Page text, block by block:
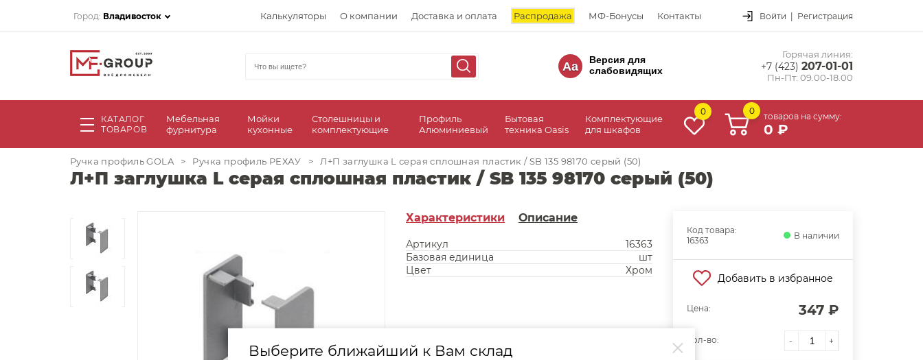
Город: Владивосток Калькуляторы О компании Доставка и оплата Распродажа МФ-Бонусы Контакты Войти | Регистрация
Aa
Версия для
слабовидящих
Горячая линия:
+7 (423) 207-01-01
Пн-Пт: 09.00-18.00
КАТАЛОГ
ТОВАРОВ
Мебельная
фурнитура
Мойки
кухонные
Столешницы и
комплектующие
Профиль
Алюминиевый
Бытовая
техника Oasis
Комплектующие
для шкафов
0 0
товаров на сумму:
0 ₽
Выберите ближайший к Вам склад
Ручка профиль GOLA > Ручка профиль РЕХАУ > Л+П заглушка L серая сплошная пластик / SB 135 98170 серый (50)
Л+П заглушка L серая сплошная пластик / SB 135 98170 серый (50)
Характеристики Описание
Артикул
16363
Базовая единица
шт
Цвет
Хром
Код товара:
16363
В наличии
Добавить в избранное
Цена: 347 ₽
Кол-во: - +